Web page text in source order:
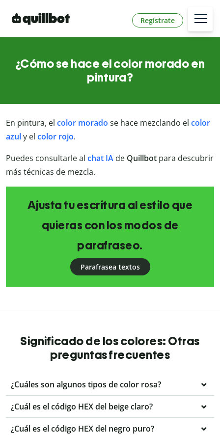
Regístrate
¿Cómo se hace el color morado en
pintura?
En pintura, el color morado se hace mezclando el color
azuly el color rojo.
Puedes consultarle al chat IA de Quillbot para descubrir
más técnicas de mezcla.
Ajusta tu escritura al estilo que
quieras con los modos de
parafraseo.
Parafrasea textos
Significado de los colores: Otras
preguntas frecuentes
¿Cuáles son algunos tipos de color rosa?
¿Cuál es el código HEX del beige claro?
¿Cuál es el código HEX del negro puro?